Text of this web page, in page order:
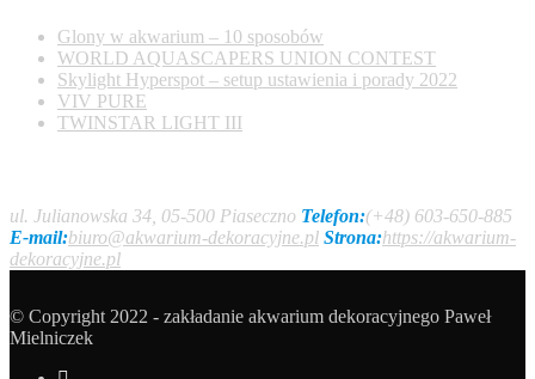
Glony w akwarium – 10 sposobów
WORLD AQUASCAPERS UNION CONTEST
Skylight Hyperspot – setup ustawienia i porady 2022
VIV PURE
TWINSTAR LIGHT III
ul. Julianowska 34, 05-500 Piaseczno Telefon:(+48) 603-650-885
E-mail:biuro@akwarium-dekoracyjne.pl Strona:https://akwarium-
dekoracyjne.pl
© Copyright 2022 - zakładanie akwarium dekoracyjnego Paweł
Mielniczek